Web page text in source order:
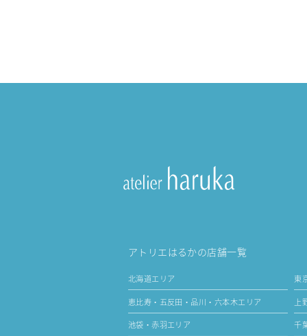
アトリエはるかの店舗一覧
北海道エリア 東
恵比寿・五反田・品川・六本木エリア 上
池袋・赤羽エリア 千